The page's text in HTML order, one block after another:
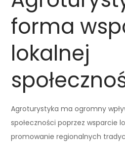
forma
lokalnej
Agroturystyka ma ogromny
społeczności poprzez wsparcie
promowanie regionalnych